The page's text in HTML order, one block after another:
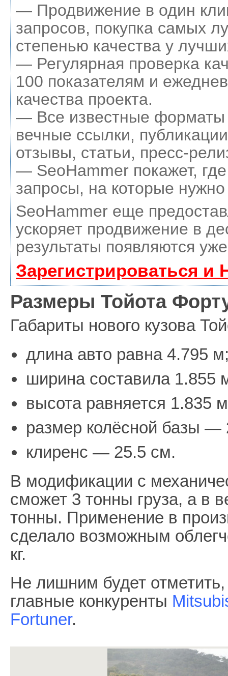
— Продвижение в один
запросов, покупка самых
степенью качества у
— Регулярная проверка
100 показателям и
качества проекта.
— Все известные форматы
вечные ссылки,
отзывы, статьи, пресс-
— SeoHammer покажет,
запросы, на которые
SeoHammer еще
ускоряет продвижение в
результаты появляются
Зарегистрироваться и
Размеры Тойота
Габариты нового кузова
длина авто равна 4.795
ширина составила 1.855
высота равняется 1.835
размер колёсной базы —
клиренс — 25.5 см.
В модификации с
сможет 3 тонны груза, а в
тонны. Применение в
сделало возможным
кг.
Не лишним будет
главные конкуренты
Fortuner.